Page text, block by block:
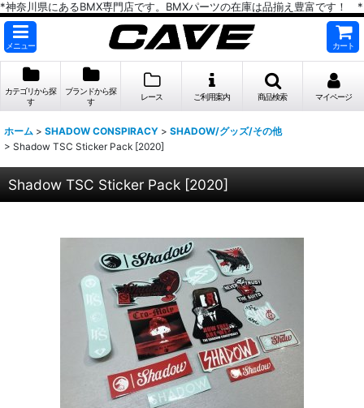
*神奈川県にあるBMX専門店です。BMXパーツの在庫は品揃え豊富です！ *
メニュー カート
カテゴリから探
す
ブランドから探
す
レース ご利用案内 商品検索 マイページ
ホーム > SHADOW CONSPIRACY > SHADOW/グッズ/その他
> Shadow TSC Sticker Pack [2020]
Shadow TSC Sticker Pack [2020]